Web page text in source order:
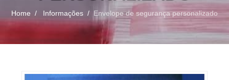
Home Informações Envelope de segurança personalizado